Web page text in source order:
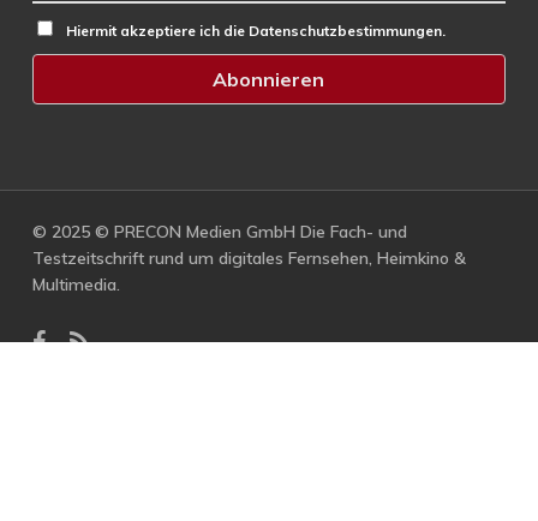
Hiermit akzeptiere ich die Datenschutzbestimmungen.
© 2025 © PRECON Medien GmbH Die Fach- und
Testzeitschrift rund um digitales Fernsehen, Heimkino &
Multimedia.
facebook
RSS